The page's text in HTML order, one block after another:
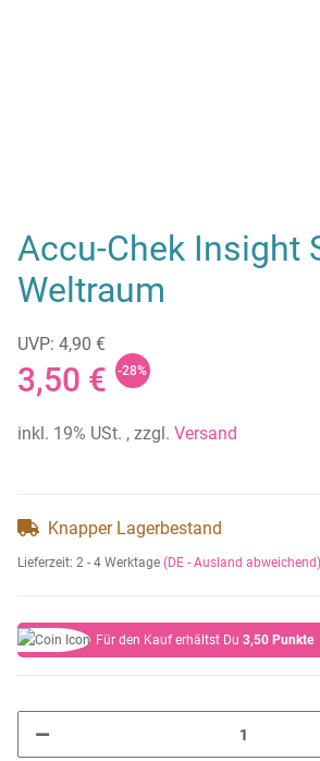
Accu-Chek Insight
Weltraum
UVP: 4,90 €
3,50 € -28%
inkl. 19% USt. , zzgl. Versand
Knapper Lagerbestand
Lieferzeit: 2 - 4 Werktage (DE - Ausland abweichend)
Für den Kauf erhältst Du 3,50 Punkte